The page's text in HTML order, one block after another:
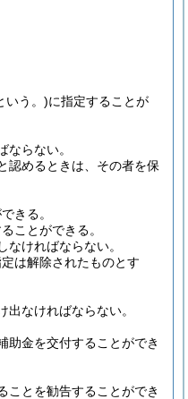
いう。)に指定することが
らない。
認めるときは、その者を保
きる。
ことができる。
ければならない。
は解除されたものとす
なければならない。
助金を交付することができ
ことを勧告することができ